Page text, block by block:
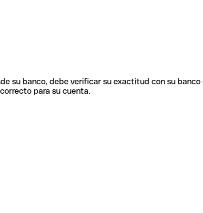
su banco, debe verificar su exactitud con su
para su cuenta.